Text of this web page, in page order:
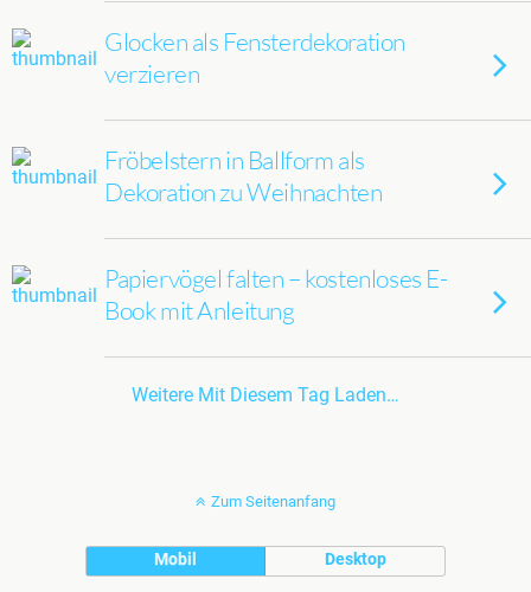
Glocken als Fensterdekoration
verzieren
Fröbelstern in Ballform als
Dekoration zu Weihnachten
Papiervögel falten – kostenloses E-
Book mit Anleitung
Weitere Mit Diesem Tag Laden…
Zum Seitenanfang
Mobil Desktop